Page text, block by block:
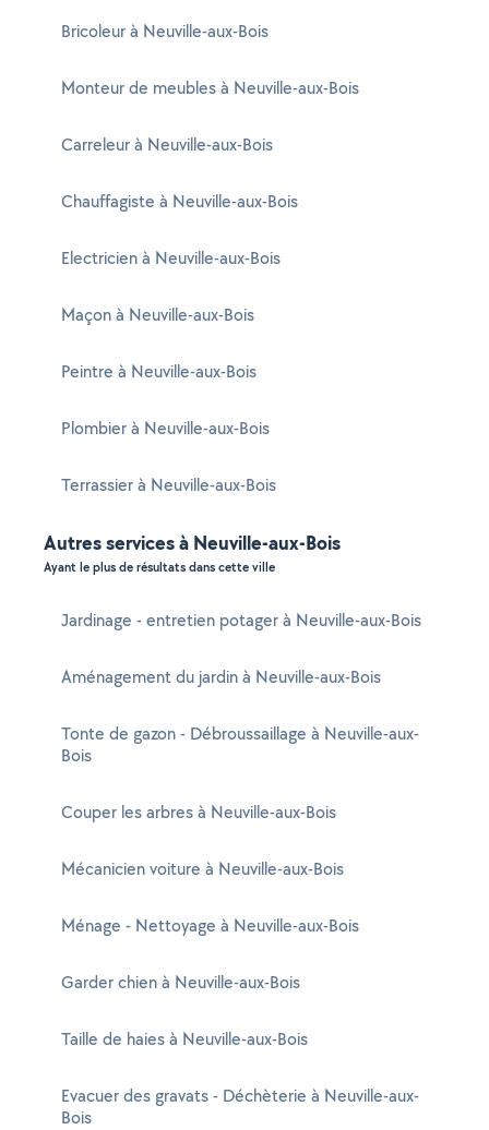
Bricoleur à Neuville-aux-Bois
Monteur de meubles à Neuville-aux-Bois
Carreleur à Neuville-aux-Bois
Chauffagiste à Neuville-aux-Bois
Electricien à Neuville-aux-Bois
Maçon à Neuville-aux-Bois
Peintre à Neuville-aux-Bois
Plombier à Neuville-aux-Bois
Terrassier à Neuville-aux-Bois
Autres services à Neuville-aux-Bois
Ayant le plus de résultats dans cette ville
Jardinage - entretien potager à Neuville-aux-Bois
Aménagement du jardin à Neuville-aux-Bois
Tonte de gazon - Débroussaillage à Neuville-aux-
Bois
Couper les arbres à Neuville-aux-Bois
Mécanicien voiture à Neuville-aux-Bois
Ménage - Nettoyage à Neuville-aux-Bois
Garder chien à Neuville-aux-Bois
Taille de haies à Neuville-aux-Bois
Evacuer des gravats - Déchèterie à Neuville-aux-
Bois